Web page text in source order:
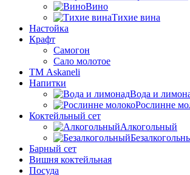
Вино
Тихие вина
Настойка
Крафт
Самогон
Сало молотое
ТМ Askaneli
Напитки
Вода и
Рослинне
Коктейльный сет
Алкогольный
Барный сет
Вишня коктейльная
Посуда